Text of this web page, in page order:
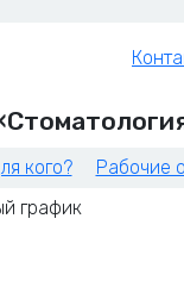
кого? Рабочие
график